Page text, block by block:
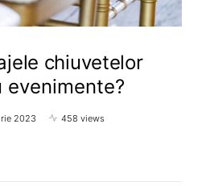
chiuvetelor
2023
458 views